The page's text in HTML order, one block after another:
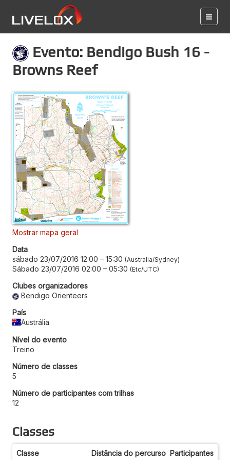
Evento: Bendigo Bush 16 -
Browns Reef
Mostrar mapa geral
Data
sábado 23/07/2016 12:00 – 15:30 Australia/Sydney
Sábado 23/07/2016 02:00 – 05:30 Etc/UTC
Clubes organizadores
Bendigo Orienteers
País
Austrália
Nível do evento
Treino
Número de classes
5
Número de participantes com trilhas
12
Classes
Classe Distância do percurso Participantes